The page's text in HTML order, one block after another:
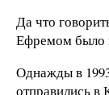
Да что
Ефремом было
Однажды в
отправились в